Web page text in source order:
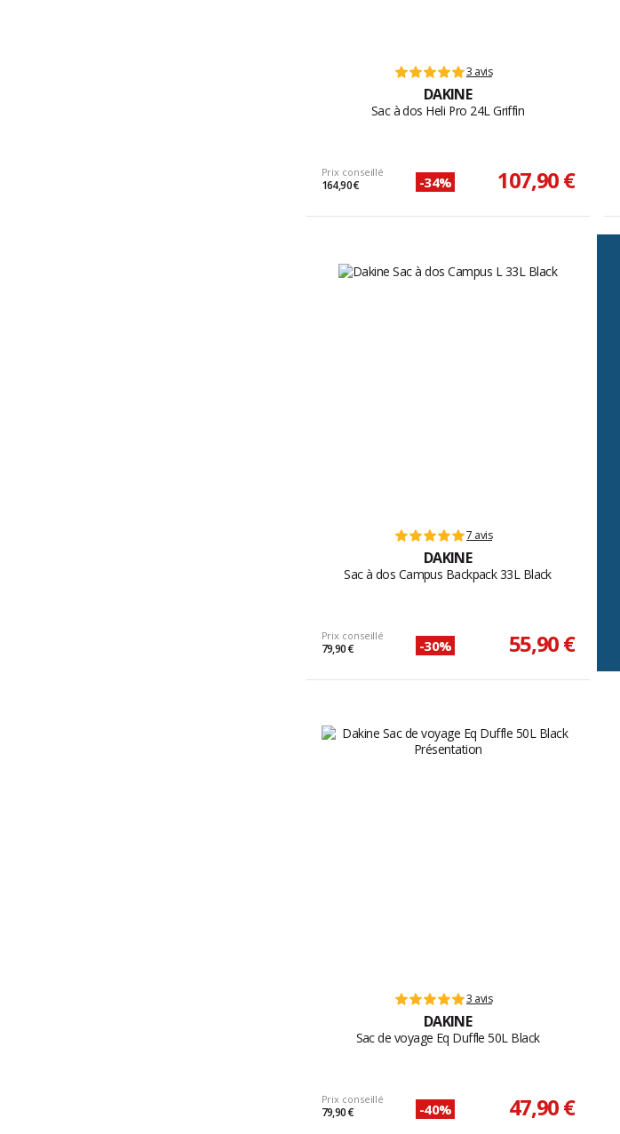
3 avis
DAKINE
Sac à dos Heli Pro 24L Griffin
Prix conseillé
164,90 € -34% 107,90 €
7 avis
DAKINE
Sac à dos Campus Backpack 33L Black
Prix conseillé
79,90 € -30% 55,90 €
3 avis
DAKINE
Sac de voyage Eq Duffle 50L Black
Prix conseillé
79,90 € -40% 47,90 €